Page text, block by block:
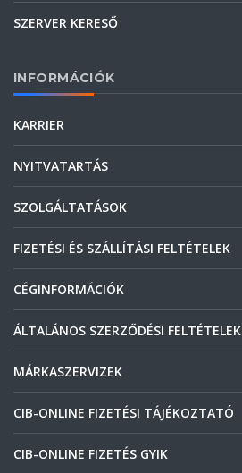
SZERVER KERESŐ
INFORMÁCIÓK
KARRIER
NYITVATARTÁS
SZOLGÁLTATÁSOK
FIZETÉSI ÉS SZÁLLÍTÁSI FELTÉTELEK
CÉGINFORMÁCIÓK
ÁLTALÁNOS SZERZŐDÉSI FELTÉTELEK
MÁRKASZERVIZEK
CIB-ONLINE FIZETÉSI TÁJÉKOZTATÓ
CIB-ONLINE FIZETÉS GYIK